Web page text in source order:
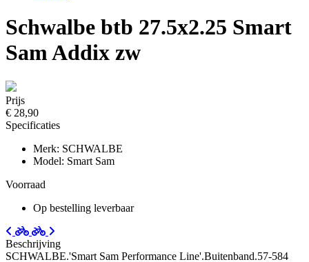
Schwalbe btb 27.5x2.25 Smart
Sam Addix zw
Prijs
€ 28,90
Specificaties
Merk: SCHWALBE
Model: Smart Sam
Voorraad
Op bestelling leverbaar
Beschrijving
SCHWALBE.'Smart Sam Performance Line'.Buitenband.57-584